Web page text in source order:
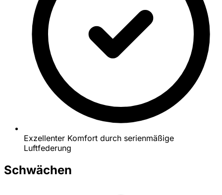
Exzellenter Komfort durch serienmäßige
Luftfederung
Schwächen